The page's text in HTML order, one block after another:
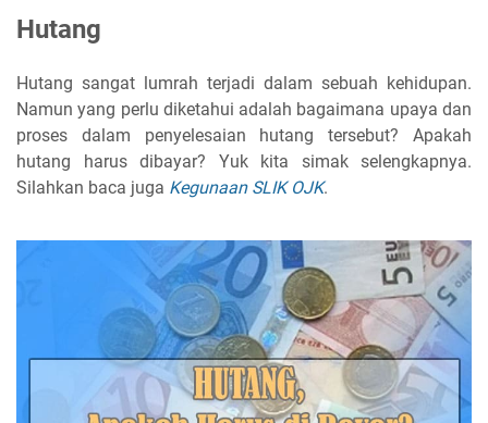
Hutang
Hutang sangat lumrah terjadi dalam sebuah kehidupan.
Namun yang perlu diketahui adalah bagaimana upaya dan
proses dalam penyelesaian hutang tersebut? Apakah
hutang harus dibayar? Yuk kita simak selengkapnya.
Silahkan baca juga Kegunaan SLIK OJK.